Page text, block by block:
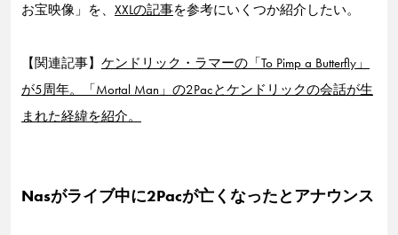
お宝映像」を、 XXLの記事を参考にいくつか紹介したい。
【関連記事】 ケンドリック・ラマーの「To Pimp a Butterfly」
が5周年。「Mortal Man」の2Pacとケンドリックの会話が生
まれた経緯を紹介。
Nasがライブ中に2Pacが亡くなったとアナウンス